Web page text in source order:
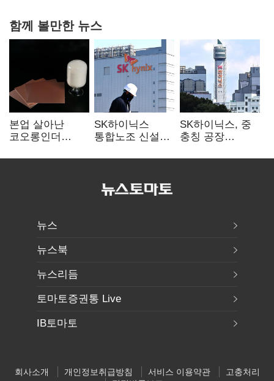
함께 볼만한 뉴스
본업 살아난
코오롱인더
배터리 소재로
SK하이닉스
통합노조 신설
성과급 불만 확산
SK하이닉스, 중
충칭 공장
검토?…“확정된
뉴스
뉴스북
뉴스리듬
토마토증권통 Live
IB토마토
회사소개 개인정보취급방침 서비스 이용약관
고충처리